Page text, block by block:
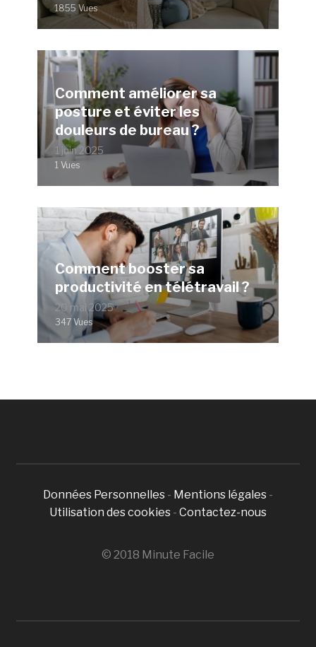
1855 Vues
Comment améliorer sa
posture et éviter les
douleurs de bureau ?
1 juin 2025
1 Vues
Comment booster sa
productivité en télétravail ?
20 mai 2025
347 Vues
Données Personnelles - Mentions légales -
Utilisation des cookies - Contactez-nous
© 2018 Minute Facile